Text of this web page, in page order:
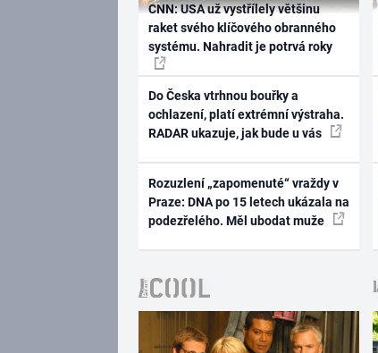
CNN: USA už vystřílely většinu
raket svého klíčového obranného
systému. Nahradit je potrvá roky
Do Česka vtrhnou bouřky a
ochlazení, platí extrémní výstraha.
RADAR ukazuje, jak bude u vás
Rozuzlení „zapomenuté“ vraždy v
Praze: DNA po 15 letech ukázala na
podezřelého. Měl ubodat muže